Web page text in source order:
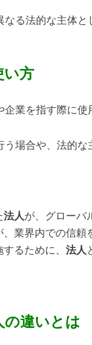
る法的な主体
い方
企業を指す際に使
場合や、法的な
法人が、グローバ
、業界内での信頼
るために、 法人
の違いとは